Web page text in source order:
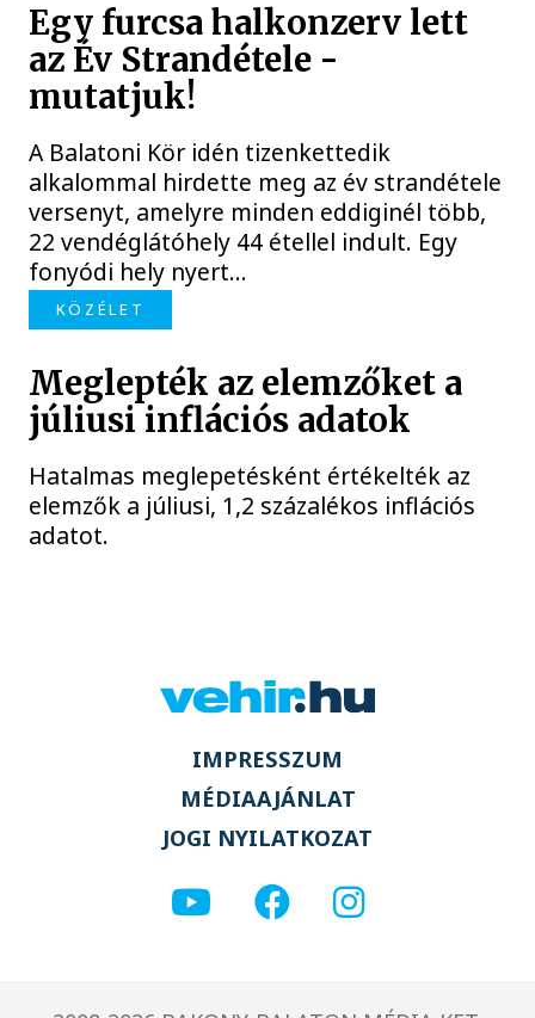
Egy furcsa halkonzerv lett
az Év Strandétele -
mutatjuk!
A Balatoni Kör idén tizenkettedik
alkalommal hirdette meg az év strandétele
versenyt, amelyre minden eddiginél több,
22 vendéglátóhely 44 étellel indult. Egy
fonyódi hely nyert...
KÖZÉLET
Meglepték az elemzőket a
júliusi inflációs adatok
Hatalmas meglepetésként értékelték az
elemzők a júliusi, 1,2 százalékos inflációs
adatot.
IMPRESSZUM
MÉDIAAJÁNLAT
JOGI NYILATKOZAT